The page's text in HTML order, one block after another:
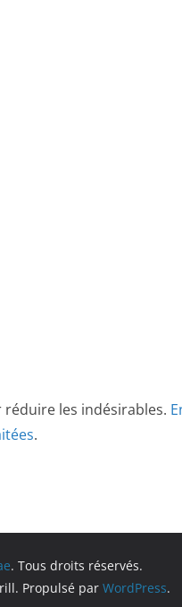
les indésirables.
.
. Tous droits réservés.
Propulsé par WordPress.